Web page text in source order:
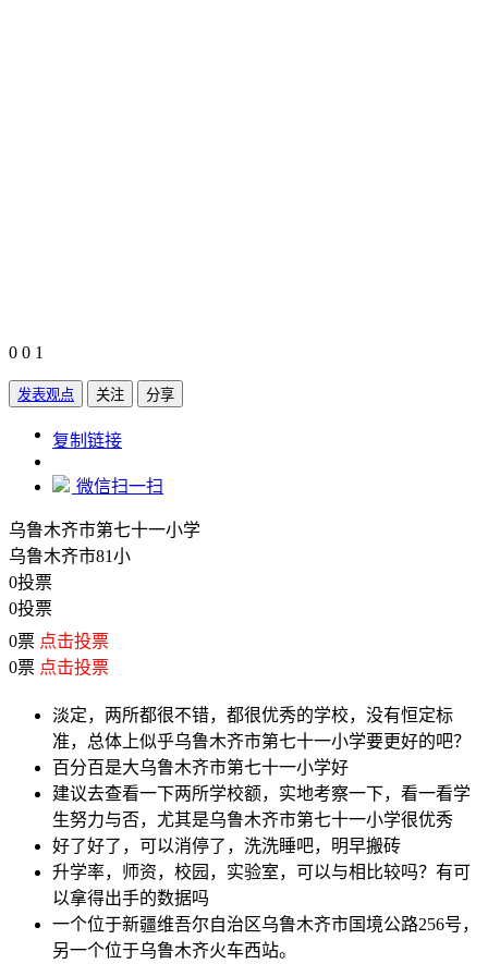
0 0 1
发表观点 关注 分享
https://www.edupk.cn/compare/3659867
复制链接
微信扫一扫
乌鲁木齐市第七十一小学
乌鲁木齐市81小
0投票
0投票
0票 点击投票
0票 点击投票
淡定，两所都很不错，都很优秀的学校，没有恒定标
准，总体上似乎乌鲁木齐市第七十一小学要更好的吧？
百分百是大乌鲁木齐市第七十一小学好
建议去查看一下两所学校额，实地考察一下，看一看学
生努力与否，尤其是乌鲁木齐市第七十一小学很优秀
好了好了，可以消停了，洗洗睡吧，明早搬砖
升学率，师资，校园，实验室，可以与相比较吗？有可
以拿得出手的数据吗
一个位于新疆维吾尔自治区乌鲁木齐市国境公路256号，
另一个位于乌鲁木齐火车西站。